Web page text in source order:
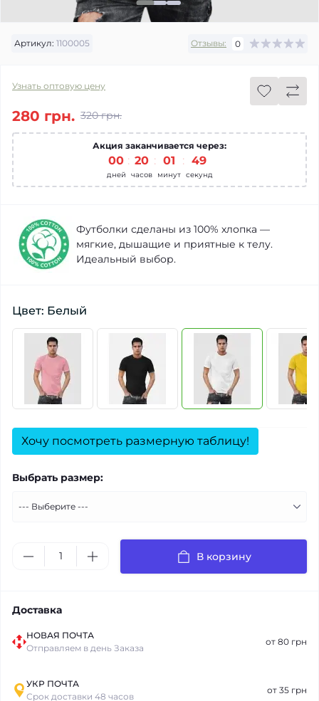
Артикул: 1100005 Отзывы: 0
Узнать оптовую цену
320 грн.
280 грн.
Акция заканчивается через:
00
дней
20
часов
01
минут
49
секунд
Футболки сделаны из 100% хлопка —
мягкие, дышащие и приятные к телу.
Идеальный выбор.
Цвет: Белый
Хочу посмотреть размерную таблицу!
Выбрать размер:
В корзину
Доставка
НОВАЯ ПОЧТА
Отправляем в день Заказа
от 80 грн
УКР ПОЧТА
Срок доставки 48 часов
от 35 грн